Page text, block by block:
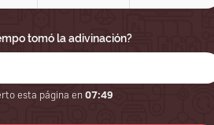
tomó la adivinación?
esta página en07:49